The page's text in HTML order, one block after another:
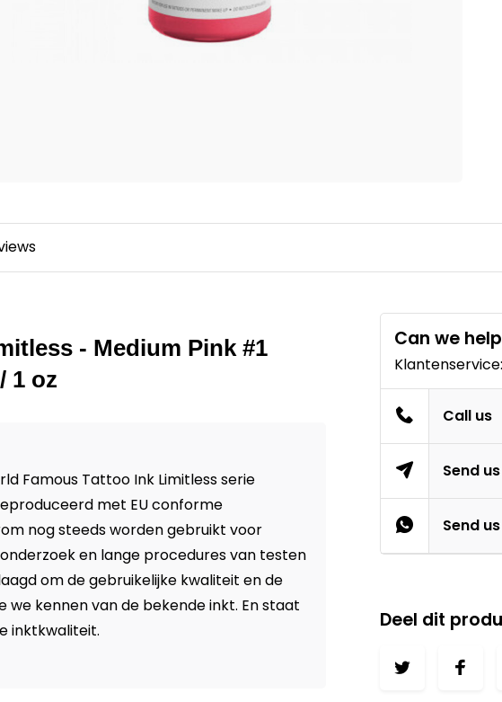
- Medium Pink #1
1 oz
Famous Tattoo Ink Limitless serie
met EU conforme
nog steeds worden gebruikt voor
en lange procedures van testen
om de gebruikelijke kwaliteit en de
we kennen van de bekende inkt. En staat
inktkwaliteit.
Can we
Klantenservice:
Call us
Send
Send
Deel dit